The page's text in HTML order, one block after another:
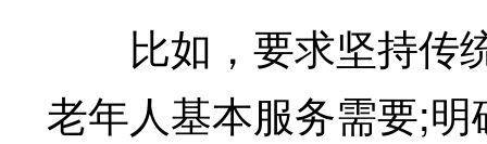
比如，要求坚持传
老年人基本服务需要;